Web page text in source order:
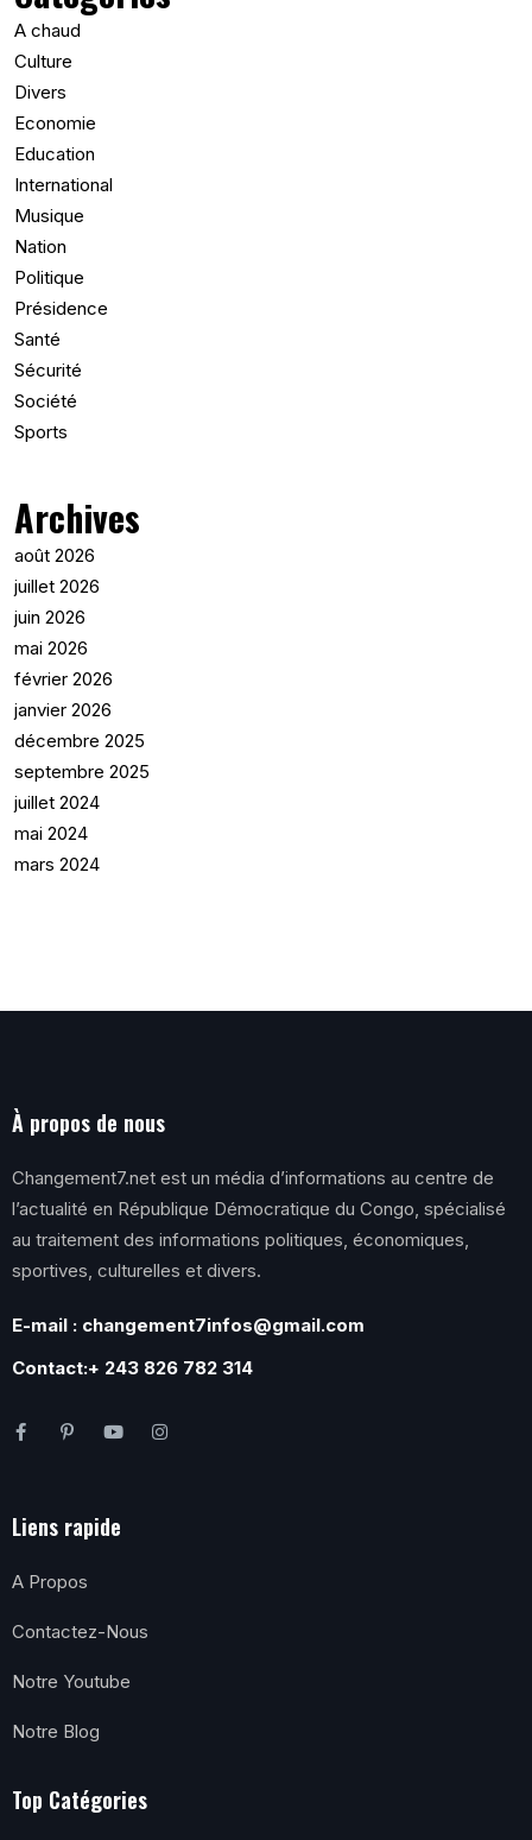
A chaud
Culture
Divers
Economie
Education
International
Musique
Nation
Politique
Présidence
Santé
Sécurité
Société
Sports
Archives
août 2026
juillet 2026
juin 2026
mai 2026
février 2026
janvier 2026
décembre 2025
septembre 2025
juillet 2024
mai 2024
mars 2024
À propos de nous
Changement7.net est un média d’informations au centre de
l’actualité en République Démocratique du Congo, spécialisé
au traitement des informations politiques, économiques,
sportives, culturelles et divers.
E-mail : changement7infos@gmail.com
Contact:+ 243 826 782 314
Liens rapide
A Propos
Contactez-Nous
Notre Youtube
Notre Blog
Top Catégories